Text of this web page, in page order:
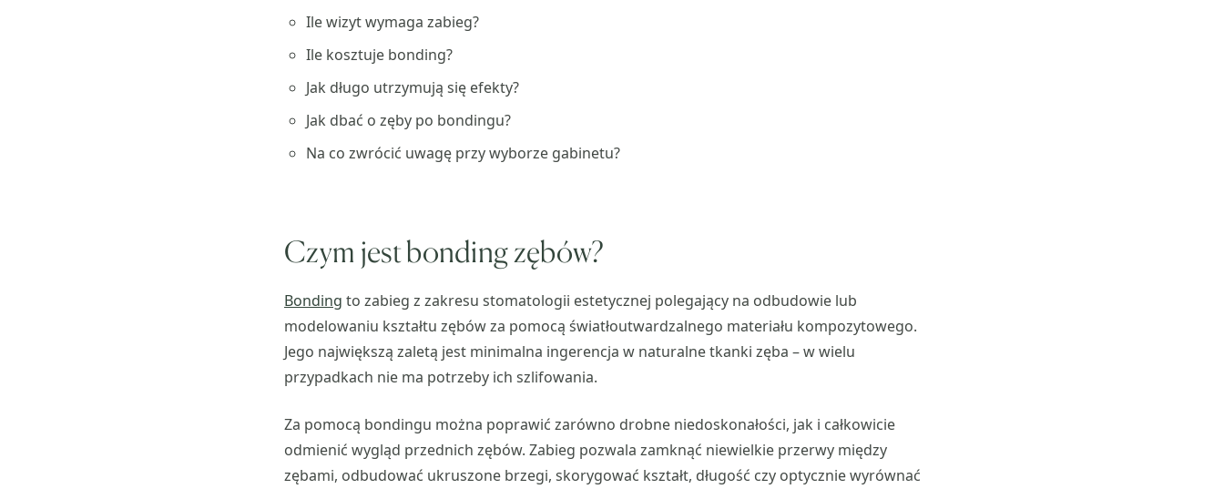
Ile wizyt wymaga zabieg?
Ile kosztuje bonding?
Jak długo utrzymują się efekty?
Jak dbać o zęby po bondingu?
Na co zwrócić uwagę przy wyborze gabinetu?
Czym jest bonding zębów?
Bonding to zabieg z zakresu stomatologii estetycznej polegający na odbudowie lub
modelowaniu kształtu zębów za pomocą światłoutwardzalnego materiału kompozytowego.
Jego największą zaletą jest minimalna ingerencja w naturalne tkanki zęba – w wielu
przypadkach nie ma potrzeby ich szlifowania.
Za pomocą bondingu można poprawić zarówno drobne niedoskonałości, jak i całkowicie
odmienić wygląd przednich zębów. Zabieg pozwala zamknąć niewielkie przerwy między
zębami, odbudować ukruszone brzegi, skorygować kształt, długość czy optycznie wyrównać